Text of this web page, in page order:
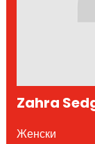
Zahra
Женски